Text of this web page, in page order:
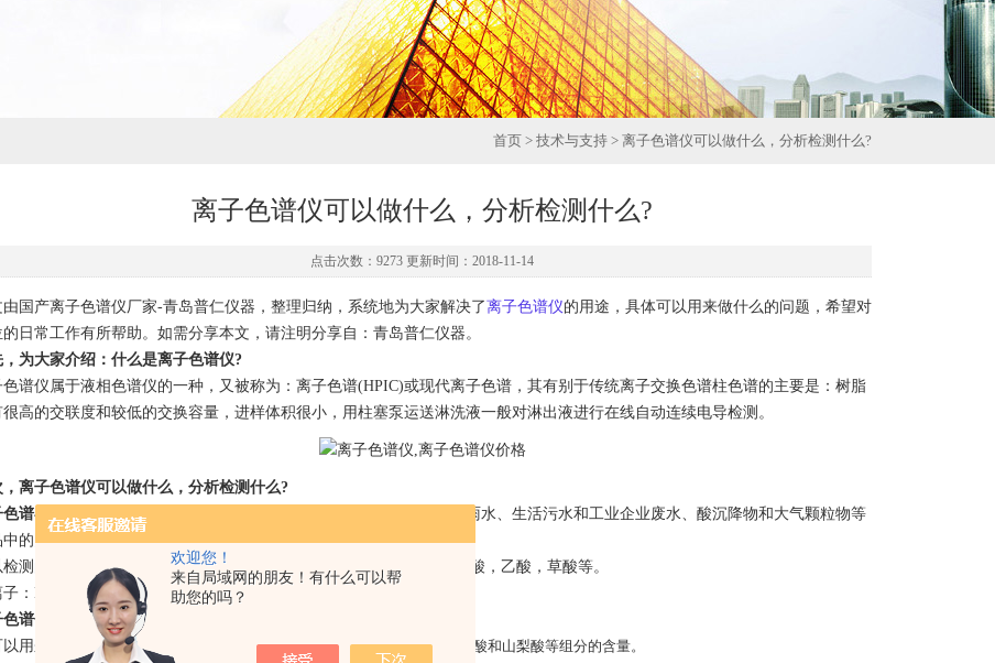
欢迎您！
来自局域网的朋友！有什么可以帮
助您的吗？
首页 > 技术与支持 > 离子色谱仪可以做什么，分析检测什么?
离子色谱仪可以做什么，分析检测什么?
点击次数：9273 更新时间：2018-11-14
由国产离子色谱仪厂家-青岛普仁仪器，整理归纳，系统地为大家解决了离子色谱仪的用途，具体可以用来做什么的问题，希望对
日常工作有所帮助。如需分享本文，请注明分享自：青岛普仁仪器。
，为大家介绍：什么是离子色谱仪?
色谱仪属于液相色谱仪的一种，又被称为：离子色谱(HPIC)或现代离子色谱，其有别于传统离子交换色谱柱色谱的主要是：树脂
很高的交联度和较低的交换容量，进样体积很小，用柱塞泵运送淋洗液一般对淋出液进行在线自动连续电导检测。
，离子色谱仪可以做什么，分析检测什么?
谱在环境保护行业有着非常重要的应用
，比如：地面水、饮用水、雨水、生活污水和工业企业废水、酸沉降物和大气颗粒物等
中的阴、阳离子等。
测的常见离子有：阴离子：F-, Cl-, Br-, NO2-,PO43-,NO3-,SO42-,甲酸，乙酸，草酸等。
子：Li+, Na+, NH4+,K+, Ca2+,Mg2+, Cu2+, n2+, Fe2+, Fe3+等。
谱仪在食品行业中的应用非常广泛：
用来检测出食品中的：
亚硝酸盐与硝酸盐，亚硫酸盐，聚磷酸盐，苯甲酸和山梨酸等组分的含量。